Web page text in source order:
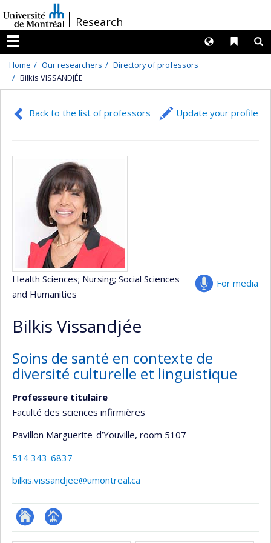
au
contenu
/Research
Menu
Liens
Langues
Home Our researchers
Directory of professors
Bilkis VISSANDJÉE
Back to the list of professors Update your profile
For media
Health Sciences; Nursing; Social Sciences
and Humanities
Bilkis Vissandjée
Soins de santé en contexte de
diversité culturelle et linguistique
Professeure titulaire
Faculté des sciences infirmières
Pavillon Marguerite-d’Youville, room 5107
514 343-6837
bilkis.vissandjee@umontreal.ca
ResearchGate
Page